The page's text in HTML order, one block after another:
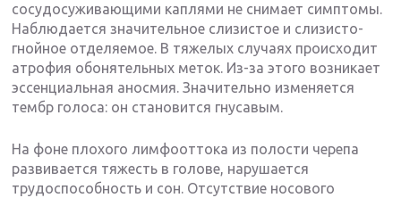
сосудосуживающими каплями не снимает симптомы.
Наблюдается значительное слизистое и слизисто-
гнойное отделяемое. В тяжелых случаях происходит
атрофия обонятельных меток. Из-за этого возникает
эссенциальная аносмия. Значительно изменяется
тембр голоса: он становится гнусавым.
На фоне плохого лимфооттока из полости черепа
развивается тяжесть в голове, нарушается
трудоспособность и сон. Отсутствие носового